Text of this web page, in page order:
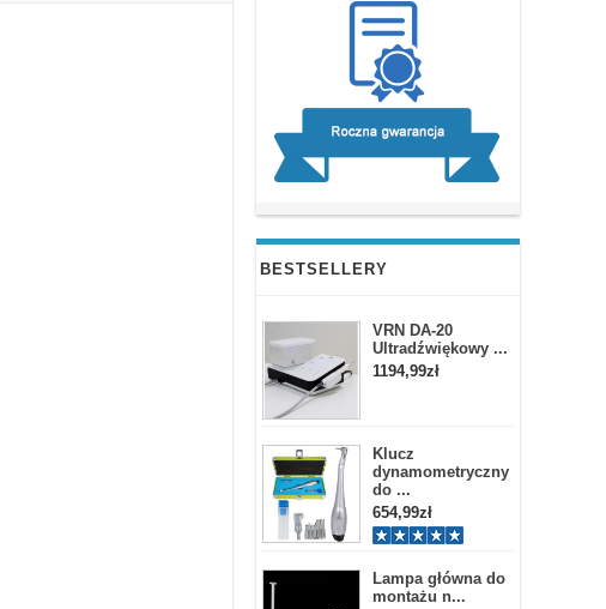
BESTSELLERY
VRN DA-20
Ultradźwiękowy ...
1194,99zł
Klucz
dynamometryczny
do ...
654,99zł
Lampa główna do
montażu n...